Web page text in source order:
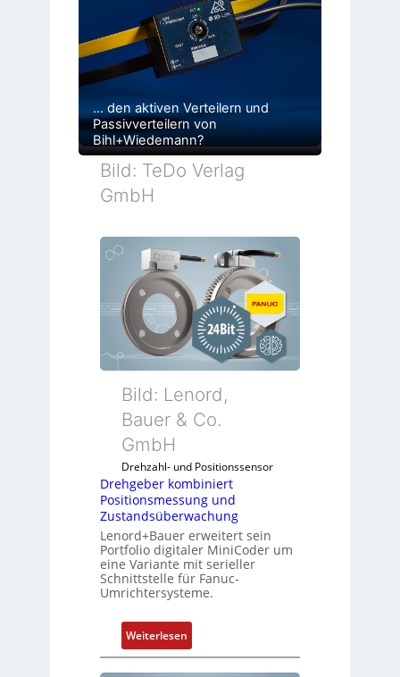
… den aktiven Verteilern und
Passivverteilern von
Bihl+Wiedemann?
Bild: TeDo Verlag
GmbH
Bild: Lenord,
Bauer & Co.
GmbH
Drehzahl- und Positionssensor
Drehgeber kombiniert
Positionsmessung und
Zustandsüberwachung
Lenord+Bauer erweitert sein
Portfolio digitaler MiniCoder um
eine Variante mit serieller
Schnittstelle für Fanuc-
Umrichtersysteme.
Weiterlesen:
D
r